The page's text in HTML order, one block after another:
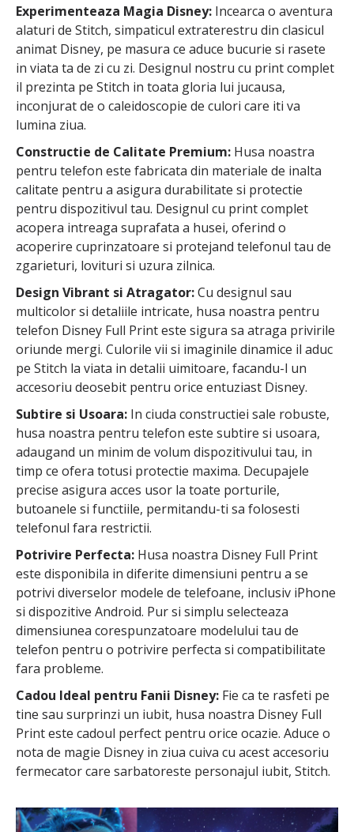
Experimenteaza Magia Disney: Incearca o aventura
alaturi de Stitch, simpaticul extraterestru din clasicul
animat Disney, pe masura ce aduce bucurie si rasete
in viata ta de zi cu zi. Designul nostru cu print complet
il prezinta pe Stitch in toata gloria lui jucausa,
inconjurat de o caleidoscopie de culori care iti va
lumina ziua.
Constructie de Calitate Premium: Husa noastra
pentru telefon este fabricata din materiale de inalta
calitate pentru a asigura durabilitate si protectie
pentru dispozitivul tau. Designul cu print complet
acopera intreaga suprafata a husei, oferind o
acoperire cuprinzatoare si protejand telefonul tau de
zgarieturi, lovituri si uzura zilnica.
Design Vibrant si Atragator:Cu designul sau
multicolor si detaliile intricate, husa noastra pentru
telefon Disney Full Print este sigura sa atraga privirile
oriunde mergi. Culorile vii si imaginile dinamice il aduc
pe Stitch la viata in detalii uimitoare, facandu-l un
accesoriu deosebit pentru orice entuziast Disney.
Subtire si Usoara: In ciuda constructiei sale robuste,
husa noastra pentru telefon este subtire si usoara,
adaugand un minim de volum dispozitivului tau, in
timp ce ofera totusi protectie maxima. Decupajele
precise asigura acces usor la toate porturile,
butoanele si functiile, permitandu-ti sa folosesti
telefonul fara restrictii.
Potrivire Perfecta: Husa noastra Disney Full Print
este disponibila in diferite dimensiuni pentru a se
potrivi diverselor modele de telefoane, inclusiv iPhone
si dispozitive Android. Pur si simplu selecteaza
dimensiunea corespunzatoare modelului tau de
telefon pentru o potrivire perfecta si compatibilitate
fara probleme.
Cadou Ideal pentru Fanii Disney: Fie ca te rasfeti pe
tine sau surprinzi un iubit, husa noastra Disney Full
Print este cadoul perfect pentru orice ocazie. Aduce o
nota de magie Disney in ziua cuiva cu acest accesoriu
fermecator care sarbatoreste personajul iubit, Stitch.